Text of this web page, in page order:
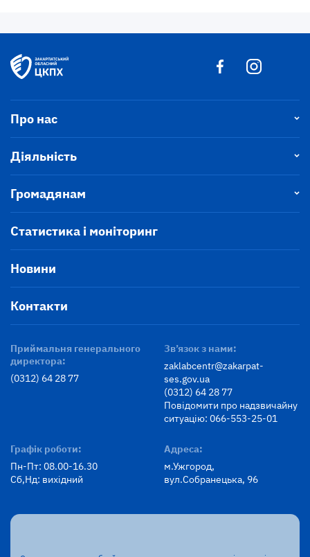
Про нас
Діяльність
Громадянам
Статистика і моніторинг
Новини
Контакти
Приймальня генерального
директора:
(0312) 64 28 77
Зв’язок з нами:
zaklabcentr@zakarpat-
ses.gov.ua
(0312) 64 28 77
Повідомити про надзвичайну
ситуацію: 066-553-25-01
Графік роботи:
Пн-Пт: 08.00-16.30
Сб,Нд: вихідний
Адреса:
м.Ужгород,
вул.Собранецька, 96